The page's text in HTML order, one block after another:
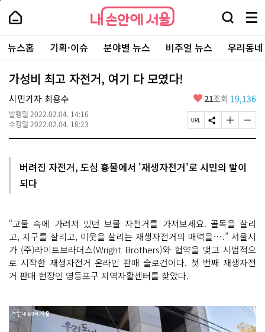
본
로
가
내
손
안
에
서
울
-
서
울
시
대
표
소
포
내
손
에
울
검
창
열
기
메
뉴
전
체
보
주
요
서
뉴스홈 기획·이슈 분야별 뉴스 비주얼 뉴스 우리동
가성비 최고 자전거, 여기 다 모였다!
시민기자 최용수
발행일 2022.02.04. 14:16
수정일 2022.02.04. 18:23
좋
요
21조회 19,136
페
이
R
L
S
N
유
하
글
자
크
게
글
자
버려진 자전거, 도심 흉물에서 '재생자전거'로 시민의 발이
되다
“고물 속에 가려져 있던 보물 자전거를 가져보세요. 골목을 살리
고, 지구를 살리고, 이웃을 살리는 재생자전거의 매력을….” 서울시
가 (주)라이트브라더스(Wright Brothers)와 협약을 맺고 시범적으
로 시작한 재생자전거 온라인 판매 슬로건이다. 첫 번째 재생자전
거 판매 현장인 영등포구 지역자활센터를 찾았다.
페
상
단
로